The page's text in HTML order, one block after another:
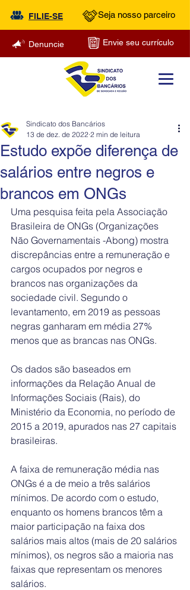
FILIE-SE Seja nosso parceiro
Denuncie Envie seu currículo
Estudo expõe diferença de
salários entre negros e
brancos em ONGs
Sindicato dos Bancários
13 de dez. de 2022 2 min de leitura
Uma pesquisa feita pela Associação
Brasileira de ONGs (Organizações
Não Governamentais -Abong) mostra
discrepâncias entre a remuneração e
cargos ocupados por negros e
brancos nas organizações da
sociedade civil. Segundo o
levantamento, em 2019 as pessoas
negras ganharam em média 27%
menos que as brancas nas ONGs.
Os dados são baseados em
informações da Relação Anual de
Informações Sociais (Rais), do
Ministério da Economia, no período de
2015 a 2019, apurados nas 27 capitais
brasileiras.
A faixa de remuneração média nas
ONGs é a de meio a três salários
mínimos. De acordo com o estudo,
enquanto os homens brancos têm a
maior participação na faixa dos
salários mais altos (mais de 20 salários
mínimos), os negros são a maioria nas
faixas que representam os menores
salários.